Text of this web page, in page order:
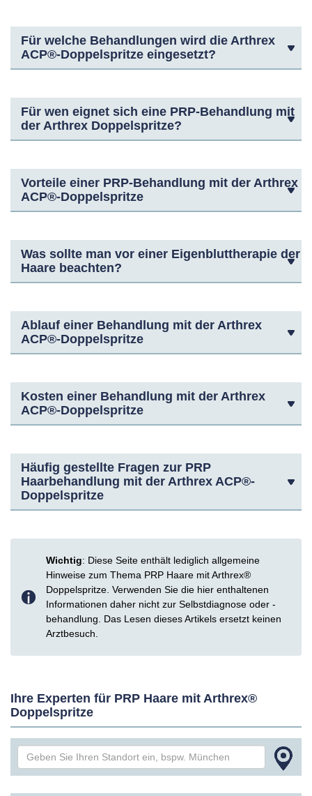
Für welche Behandlungen wird die Arthrex
ACP®-Doppelspritze eingesetzt?
Für wen eignet sich eine PRP-Behandlung mit
der Arthrex Doppelspritze?
Vorteile einer PRP-Behandlung mit der Arthrex
ACP®-Doppelspritze
Was sollte man vor einer Eigenbluttherapie der
Haare beachten?
Ablauf einer Behandlung mit der Arthrex
ACP®-Doppelspritze
Kosten einer Behandlung mit der Arthrex
ACP®-Doppelspritze
Häufig gestellte Fragen zur PRP
Haarbehandlung mit der Arthrex ACP®-
Doppelspritze
Wichtig: Diese Seite enthält lediglich allgemeine
Hinweise zum Thema PRP Haare mit Arthrex®
Doppelspritze. Verwenden Sie die hier enthaltenen
Informationen daher nicht zur Selbstdiagnose oder -
behandlung. Das Lesen dieses Artikels ersetzt keinen
Arztbesuch.
Ihre Experten für PRP Haare mit Arthrex®
Doppelspritze